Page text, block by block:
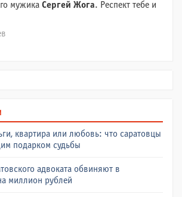
мужика Сергей Жога. Респект тебе и
квартира или любовь: что саратовцы
подарком судьбы
адвоката обвиняют в
миллион рублей